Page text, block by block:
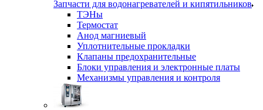
Запчасти для водонагревателей и кипятильников
ТЭНы
Термостат
Анод магниевый
Уплотнительные прокладки
Клапаны предохранительные
Блоки управления и электронные платы
Механизмы управления и контроля